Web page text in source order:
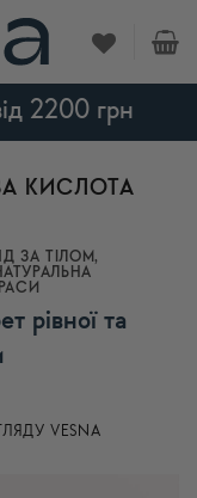
2200 грн
КИСЛОТА
ЗА ТІЛОМ ,
рівної та
VESNA